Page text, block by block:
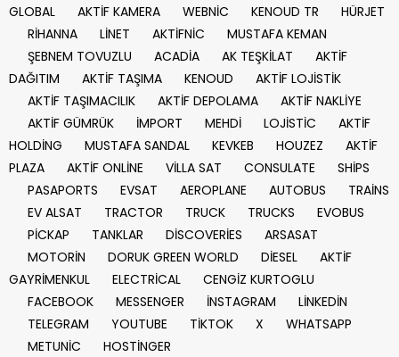
GLOBAL
AKTİF KAMERA WEBNİC KENOUD TR
HÜRJET
RİHANNA
LİNET AKTİFNİC
MUSTAFA KEMAN
ŞEBNEM TOVUZLU
ACADİA AK TEŞKİLAT
AKTİF
DAĞITIM
AKTİF TAŞIMA KENOUD
AKTİF LOJİSTİK
AKTİF TAŞIMACILIK
AKTİF DEPOLAMA
AKTİF NAKLİYE
AKTİF GÜMRÜK
İMPORT MEHDİ LOJİSTİC
AKTİF
HOLDİNG
MUSTAFA SANDAL KEVKEB HOUZEZ
AKTİF
PLAZA
AKTİF ONLİNE VİLLA SAT CONSULATE
SHİPS
PASAPORTS
EVSAT AEROPLANE AUTOBUS
TRAİNS
EV ALSAT
TRACTOR TRUCK TRUCKS
EVOBUS
PİCKAP
TANKLAR DİSCOVERİES
ARSASAT
MOTORİN
DORUK GREEN WORLD DİESEL
AKTİF
GAYRİMENKUL
ELECTRİCAL
CENGİZ KURTOGLU
FACEBOOK
MESSENGER İNSTAGRAM
LİNKEDİN
TELEGRAM
YOUTUBE TİKTOK X
WHATSAPP
METUNİC
HOSTİNGER